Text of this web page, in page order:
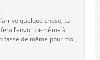
quelque chose, tu
l’envoi toi-même à
fasse de même pour moi,